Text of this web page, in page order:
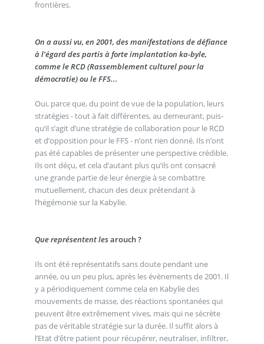
frontières.
On a aussi vu, en 2001, des manifestations de défiance
à l’égard des partis à forte implantation ka-byle,
comme le RCD (Rassemblement culturel pour la
démocratie) ou le FFS...
Oui, parce que, du point de vue de la population, leurs
stratégies - tout à fait différentes, au demeurant, puis-
qu’il s’agit d’une stratégie de collaboration pour le RCD
et d’opposition pour le FFS - n’ont rien donné. Ils n’ont
pas été capables de présenter une perspective crédible.
Ils ont déçu, et cela d’autant plus qu’ils ont consacré
une grande partie de leur énergie à se combattre
mutuellement, chacun des deux prétendant à
l’hégémonie sur la Kabylie.
Que représentent lesarouch ?
Ils ont été représentatifs sans doute pendant une
année, ou un peu plus, après les évènements de 2001. Il
y a périodiquement comme cela en Kabylie des
mouvements de masse, des réactions spontanées qui
peuvent être extrêmement vives, mais qui ne sécrète
pas de véritable stratégie sur la durée. Il suffit alors à
l’Etat d’être patient pour récupérer, neutraliser, infiltrer,